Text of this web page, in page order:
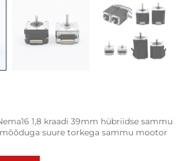
1,8 kraadi 39mm hübriidse sammu
suure torkega sammu mootor